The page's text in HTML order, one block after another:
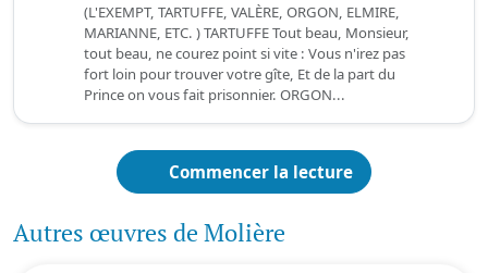
(L'EXEMPT, TARTUFFE, VALÈRE, ORGON, ELMIRE,
MARIANNE, ETC. ) TARTUFFE Tout beau, Monsieur,
tout beau, ne courez point si vite : Vous n'irez pas
fort loin pour trouver votre gîte, Et de la part du
Prince on vous fait prisonnier. ORGON...
Commencer la lecture
Autres œuvres de Molière